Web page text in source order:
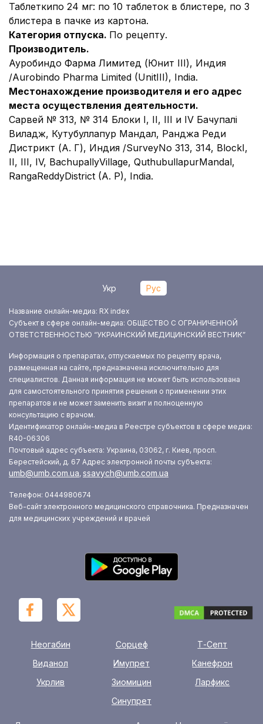
Таблеткипо 24 мг: по 10 таблеток в блистере, по 3
блистера в пачке из картона.
Категория отпуска. По рецепту.
Производитель.
Ауробиндо Фарма Лимитед (Юнит III), Индия
/Aurobindo Pharma Limited (UnitIII), India.
Местонахождение производителя и его адрес
места осуществления деятельности.
Сарвей № 313, № 314 Блоки I, II, III и IV Бачупалі
Виладж, Кутубуллапур Мандал, Ранджа Реди
Дистрикт (А. Г), Индия /SurveyNo 313, 314, BlockI,
II, III, IV, BachupallyVillage, QuthubullapurMandal,
RangaReddyDistrict (A. P), India.
Укр Рус
Название онлайн-медиа: RX index
Субъект в сфере онлайн-медиа: ОБЩЕСТВО С ОГРАНИЧЕННОЙ
ОТВЕТСТВЕННОСТЬЮ “УКРАИНСКИЙ МЕДИЦИНСКИЙ ВЕСТНИК”
Информация о препаратах, отпускаемых по рецепту врача,
размещенная на сайте, предназначена исключительно для
специалистов. Данная информация не может быть использована
для самостоятельного принятия решения о применении этих
препаратов и не может заменить визит и полноценную
консультацию с врачом.
Идентификатор онлайн-медиа в Реестре субъектов в сфере медиа:
R40-06306
Почтовый адрес субъекта: Украина, 03062, г. Киев, просп.
Берестейский, д. 67 Адрес электронной почты субъекта:
umb@umb.com.ua, ssavych@umb.com.ua
Телефон: 0444980674
Веб-сайт электронного медицинского справочника. Предназначен
для медицинских учреждений и врачей
Неогабин Сорцеф
Т-Септ
Виданол
Имупрет
Канефрон
Укрлив
Зиомицин
Ларфикс
Синупрет